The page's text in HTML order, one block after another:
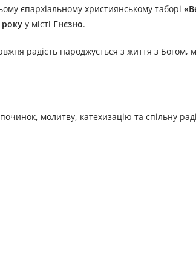
єпархіальному християнському таборі
року у місті Гнєзно.
радість народжується з життя з Богом,
молитву, катехизацію та спільну